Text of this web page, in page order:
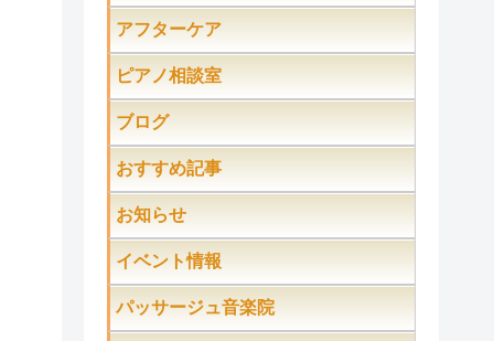
アフターケア
ピアノ相談室
ブログ
おすすめ記事
お知らせ
イベント情報
パッサージュ音楽院